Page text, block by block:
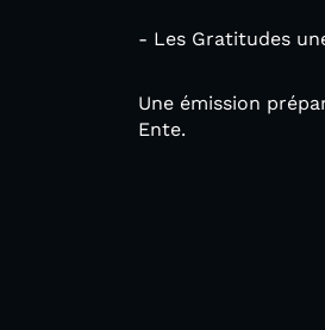
- Les Gratitudes
Une émission
Ente.